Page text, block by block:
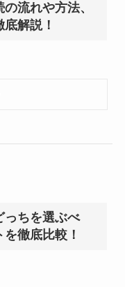
流れや方法、
解説！
っちを選ぶべ
徹底比較！